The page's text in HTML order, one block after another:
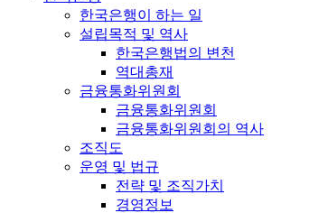
한국은행이 하는 일
설립목적 및 역사
한국은행법의 변천
역대총재
금융통화위원회
금융통화위원회
금융통화위원회의 역사
조직도
운영 및 법규
전략 및 조직가치
경영정보